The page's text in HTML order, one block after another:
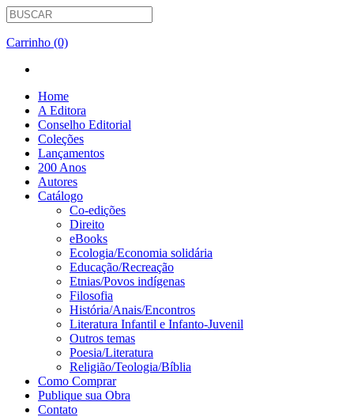
Carrinho (0)
Home
A Editora
Conselho Editorial
Coleções
Lançamentos
200 Anos
Autores
Catálogo
Co-edições
Direito
eBooks
Ecologia/Economia solidária
Educação/Recreação
Etnias/Povos indígenas
Filosofia
História/Anais/Encontros
Literatura Infantil e Infanto-Juvenil
Outros temas
Poesia/Literatura
Religião/Teologia/Bíblia
Como Comprar
Publique sua Obra
Contato